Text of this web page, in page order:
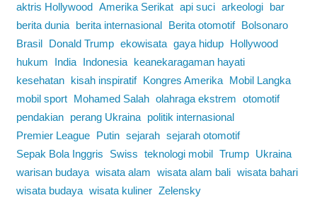
aktris Hollywood Amerika Serikat api suci arkeologi
bar
berita dunia
berita internasional Berita otomotif
Bolsonaro
Brasil
Donald Trump ekowisata gaya hidup
Hollywood
hukum
India Indonesia
keanekaragaman hayati
kesehatan
kisah inspiratif Kongres Amerika
Mobil Langka
mobil sport
Mohamed Salah olahraga ekstrem otomotif
pendakian
perang Ukraina
politik internasional
Premier League
Putin sejarah sejarah otomotif
Sepak Bola Inggris
Swiss teknologi mobil Trump
Ukraina
warisan budaya wisata alam wisata alam bali wisata bahari
wisata budaya wisata kuliner Zelensky